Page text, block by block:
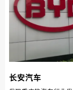
长安汽车